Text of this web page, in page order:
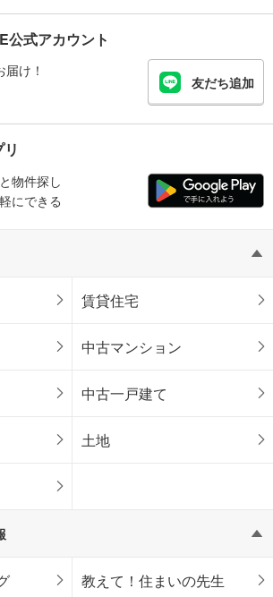
公式アカウント
け！
友だち追加
物件探し
にできる
賃貸住宅
中古マンション
中古一戸建て
土地
教えて！住まいの先生